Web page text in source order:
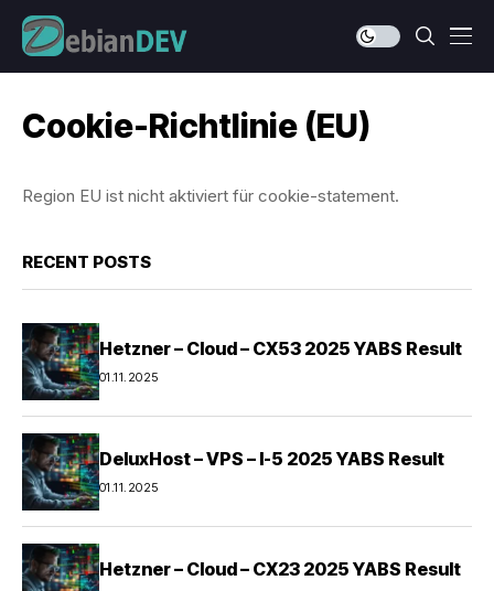
Cookie-Richtlinie (EU)
Region EU ist nicht aktiviert für cookie-statement.
RECENT POSTS
Hetzner – Cloud – CX53 2025 YABS Result
01.11.2025
DeluxHost – VPS – I-5 2025 YABS Result
01.11.2025
Hetzner – Cloud – CX23 2025 YABS Result